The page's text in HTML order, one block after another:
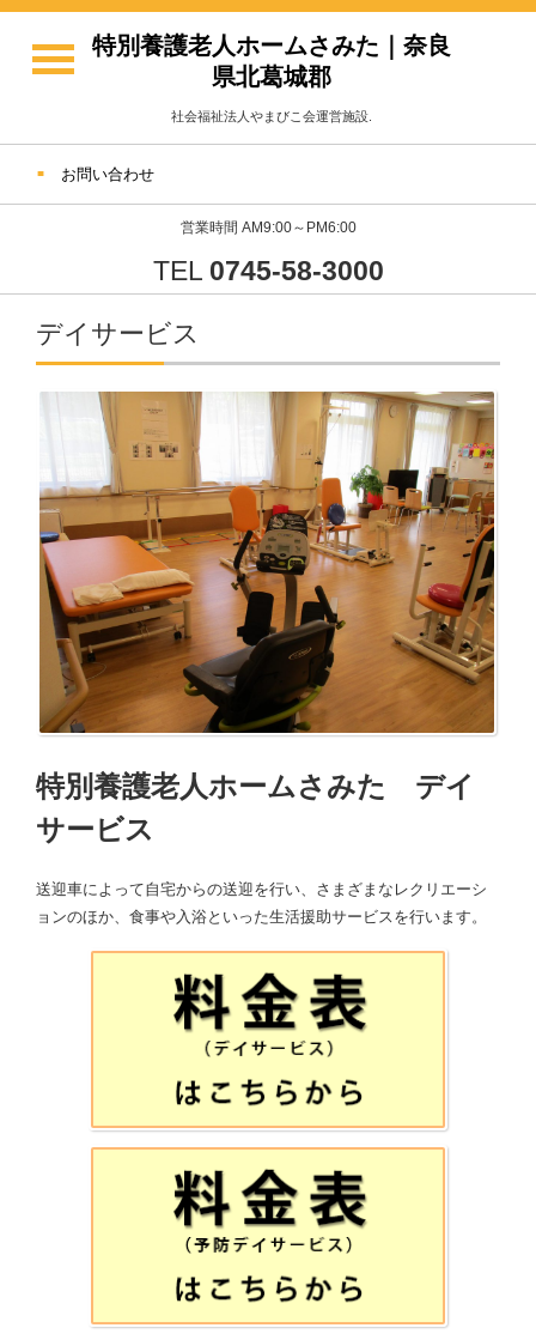
特別養護老人ホームさみた｜奈良
県北葛城郡
社会福祉法人やまびこ会運営施設.
お問い合わせ
営業時間 AM9:00～PM6:00
TEL 0745-58-3000
デイサービス
特別養護老人ホームさみた デイ
サービス
送迎車によって自宅からの送迎を行い、さまざまなレクリエーシ
ョンのほか、食事や入浴といった生活援助サービスを行います。